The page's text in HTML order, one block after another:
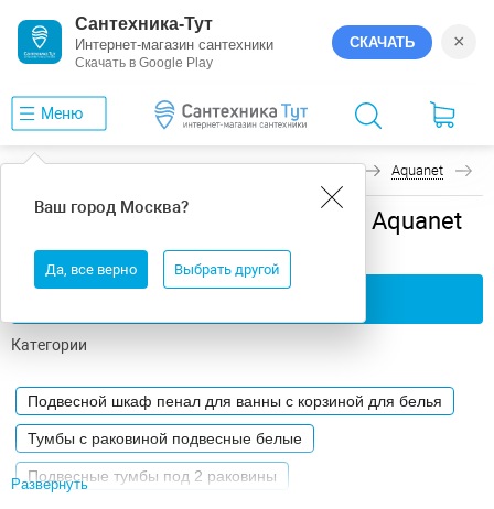
Сантехника-Тут
Интернет-магазин сантехники
Скачать в Google Play
СКАЧАТЬ ×
Меню
Ваш город Москва?
Да, все верно Выбрать другой
Aquanet
Мебель для ванной подвесная Aquanet
Латина
Категории
Подвесной шкаф пенал для ванны с корзиной для белья
Тумбы с раковиной подвесные белые
Подвесные тумбы под 2 раковины
Развернуть